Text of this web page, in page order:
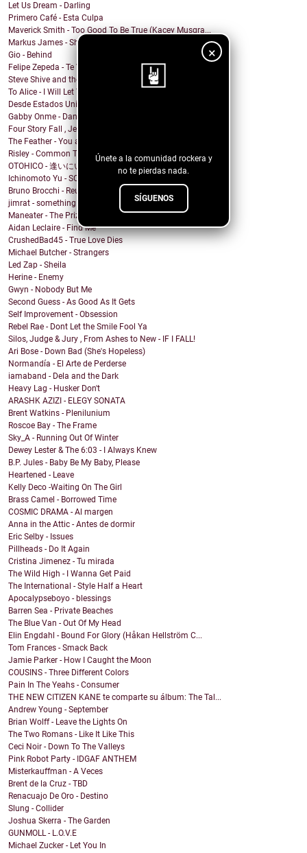
×
Únete a la comunidad rockera y
no te pierdas nada.
SÍGUENOS
Let Us Dream - Darling
Primero Café - Esta Culpa
Maverick Smith - Too Good To Be True (Kacey Musgra...
Markus James - Shake
Gio - Behind
Felipe Zepeda - Te Vas Sin Preguntar
Steve Shive and the Urban Saints, Tanqueray Haywar...
To Alice - I Will Let You Down
Desde Estados Unidos MR.PISS nos regala guitarr...
Gabby Onme - Dance in the Mirror
Four Story Fall , Jeremy Abrams - weather // whether
The Feather - You and I
Risley - Common Thread
OTOHICO - 逢いにいきたい - 2023 Remake
Ichinomoto Yu - SCARS BLEEYO!!
Bruno Brocchi - Reunite
jimrat - something
Maneater - The Prize
Aidan Leclaire - Find Me
CrushedBad45 - True Love Dies
Michael Butcher - Strangers
Led Zap - Sheila
Herine - Enemy
Gwyn - Nobody But Me
Second Guess - As Good As It Gets
Self Improvement - Obsession
Rebel Rae - Dont Let the Smile Fool Ya
Silos, Judge & Jury , From Ashes to New - IF I FALL!
Ari Bose - Down Bad (She's Hopeless)
Normandía - El Arte de Perderse
iamaband - Dela and the Dark
Heavy Lag - Husker Don't
ARASHK AZIZI - ELEGY SONATA
Brent Watkins - Plenilunium
Roscoe Bay - The Frame
Sky_A - Running Out Of Winter
Dewey Lester & The 6:03 - I Always Knew
B.P. Jules - Baby Be My Baby, Please
Heartened - Leave
Kelly Deco -Waiting On The Girl
Brass Camel - Borrowed Time
COSMIC DRAMA - Al margen
Anna in the Attic - Antes de dormir
Eric Selby - Issues
Pillheads - Do It Again
Cristina Jimenez - Tu mirada
The Wild High - I Wanna Get Paid
The International - Style Half a Heart
Apocalypseboyo - blessings
Barren Sea - Private Beaches
The Blue Van - Out Of My Head
Elin Engdahl - Bound For Glory (Håkan Hellström C...
Tom Frances - Smack Back
Jamie Parker - How I Caught the Moon
COUSINS - Three Different Colors
Pain In The Yeahs - Consumer
THE NEW CITIZEN KANE te comparte su álbum: The Tal...
Andrew Young - September
Brian Wolff - Leave the Lights On
The Two Romans - Like It Like This
Ceci Noir - Down To The Valleys
Pink Robot Party - IDGAF ANTHEM
Misterkauffman - A Veces
Brent de la Cruz - TBD
Renacuajo De Oro - Destino
Slung - Collider
Joshua Skerra - The Garden
GUNMOLL - L.O.V.E
Michael Zucker - Let You In